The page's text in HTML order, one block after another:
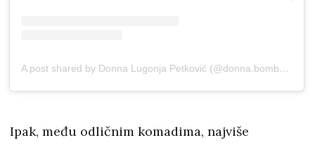
A post shared by Donna Lugonja Petković (@donna.bombonna)
Ipak, među odličnim komadima, najviše